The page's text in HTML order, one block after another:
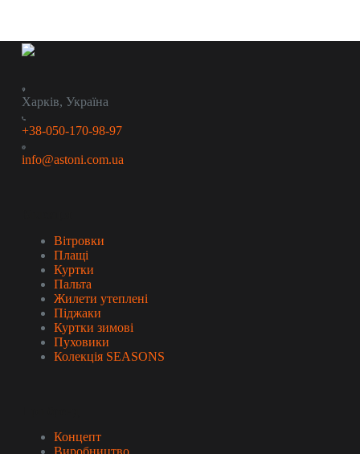
Харків, Україна
+38-050-170-98-97
info@astoni.com.ua
Вітровки
Плащі
Куртки
Пальта
Жилети утеплені
Піджаки
Куртки зимові
Пуховики
Колекція SEASONS
Концепт